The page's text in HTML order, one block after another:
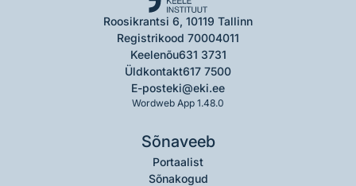
Roosikrantsi 6, 10119 Tallinn
Registrikood 70004011
Keelenõu631 3731
Üldkontakt617 7500
E-posteki@eki.ee
Wordweb App 1.48.0
Sõnaveeb
Portaalist
Sõnakogud